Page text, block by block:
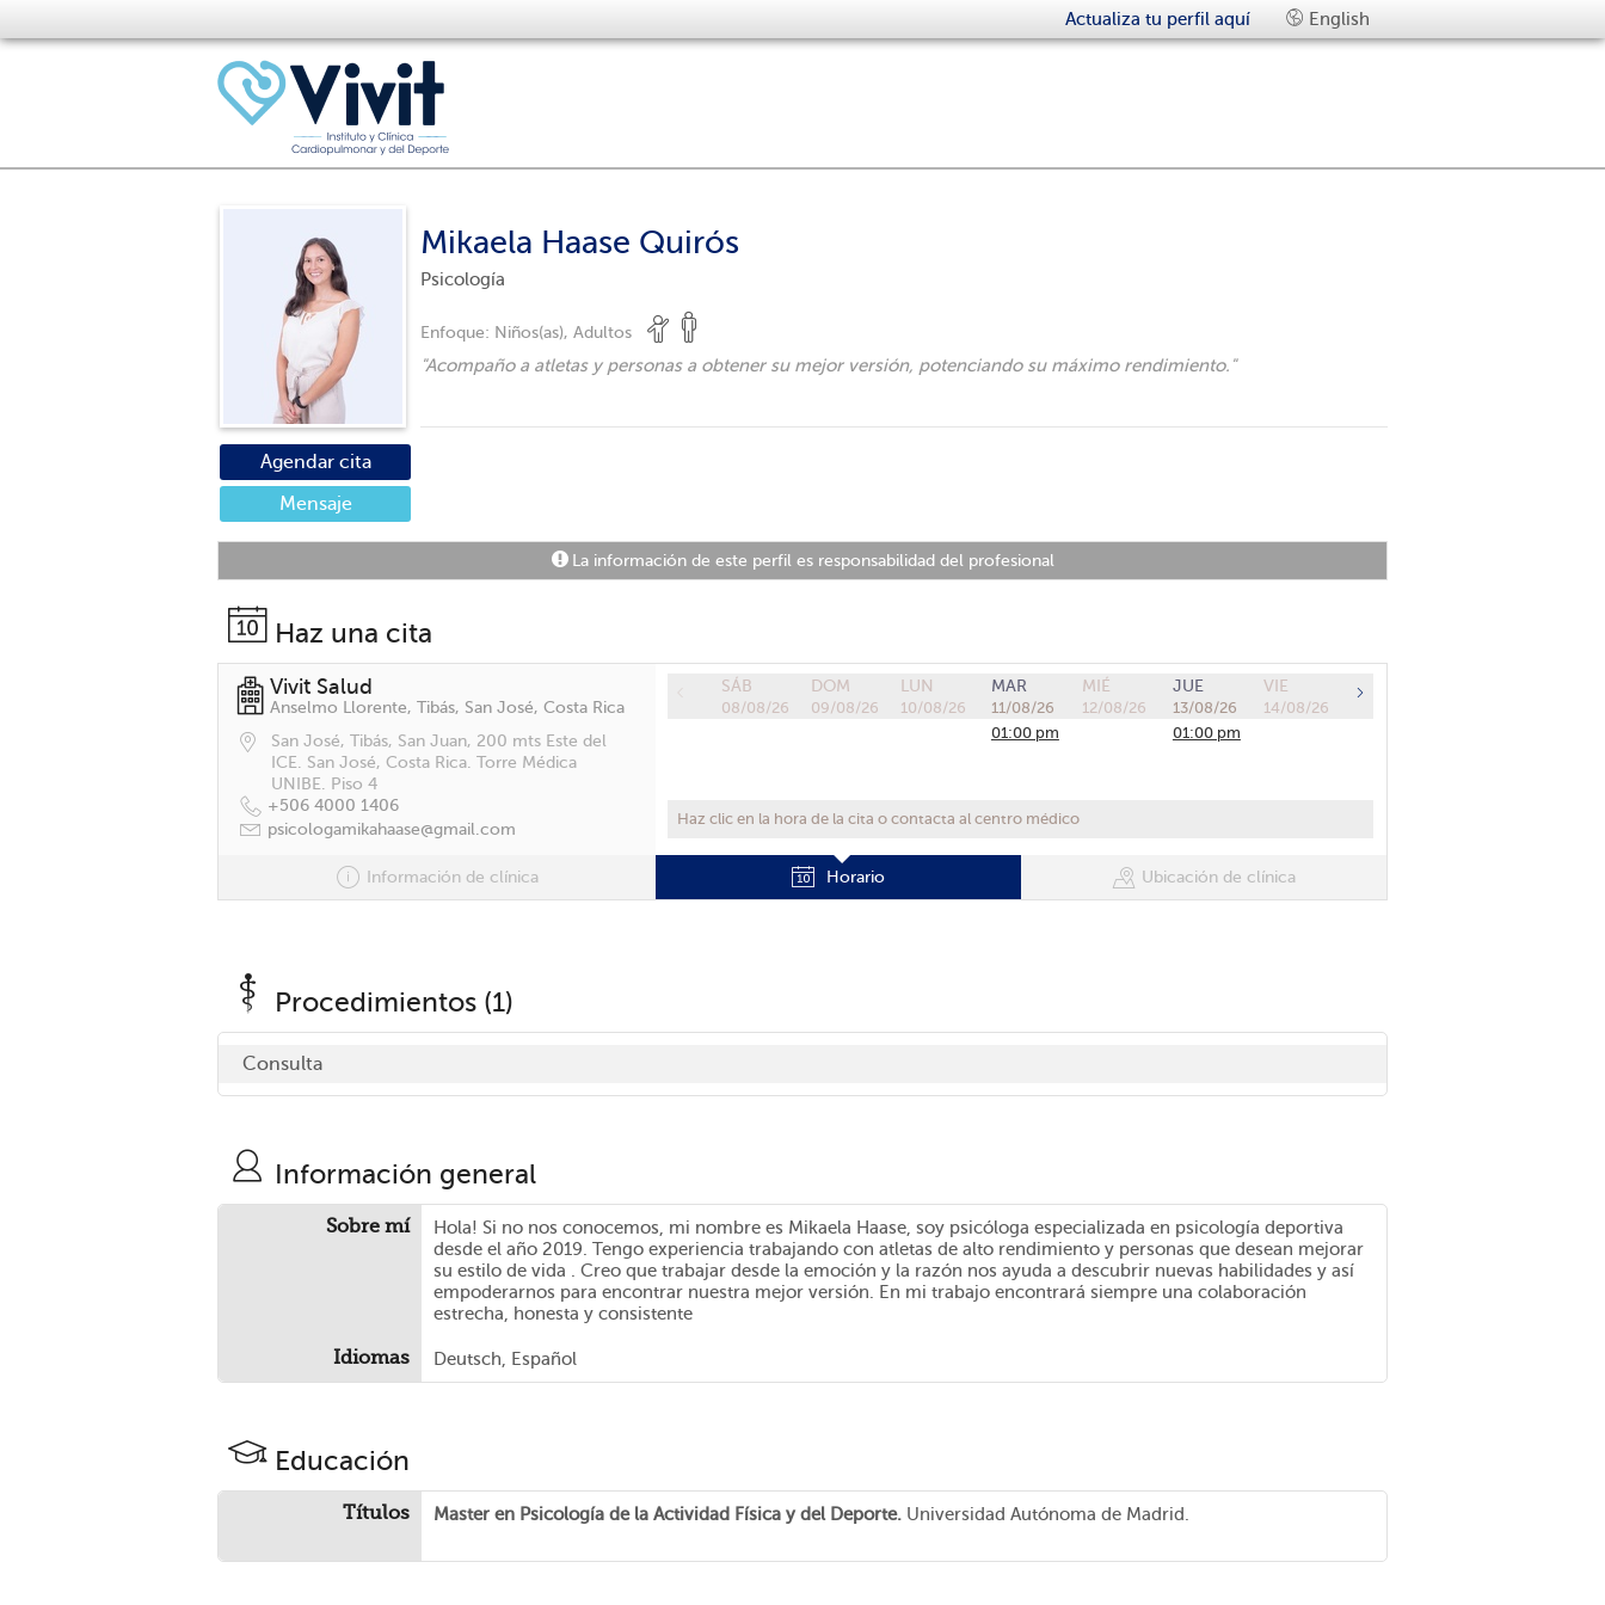
Actualiza tu perfil aquí English
Mikaela Haase Quirós
Psicología
Enfoque: Niños(as), Adultos
"Acompaño a atletas y personas a obtener su mejor versión, potenciando su máximo rendimiento. "
Agendar cita
Mensaje
La información de este perfil es responsabilidad del profesional
Haz una cita
Vivit Salud
Anselmo Llorente, Tibás, San José, Costa Rica
San José, Tibás, San Juan, 200 mts Este del
ICE. San José, Costa Rica. Torre Médica
UNIBE. Piso 4
+506 4000 1406
psicologamikahaase@gmail.com
SÁB
08/08/26
DOM
09/08/26
LUN
10/08/26
MAR
11/08/26
01:00 pm
MIÉ
12/08/26
JUE
13/08/26
01:00 pm
VIE
14/08/26
Haz clic en la hora de la cita o contacta al centro médico
Información de clínica Horario Ubicación de clínica
Procedimientos (1)
Consulta
Información general
Sobre mí
Hola! Si no nos conocemos, mi nombre es Mikaela Haase, soy psicóloga especializada en psicología deportiva
desde el año 2019. Tengo experiencia trabajando con atletas de alto rendimiento y personas que desean mejorar
su estilo de vida . Creo que trabajar desde la emoción y la razón nos ayuda a descubrir nuevas habilidades y así
empoderarnos para encontrar nuestra mejor versión. En mi trabajo encontrará siempre una colaboración
estrecha, honesta y consistente
Idiomas Deutsch, Español
Educación
Títulos Master en Psicología de la Actividad Física y del Deporte. Universidad Autónoma de Madrid.